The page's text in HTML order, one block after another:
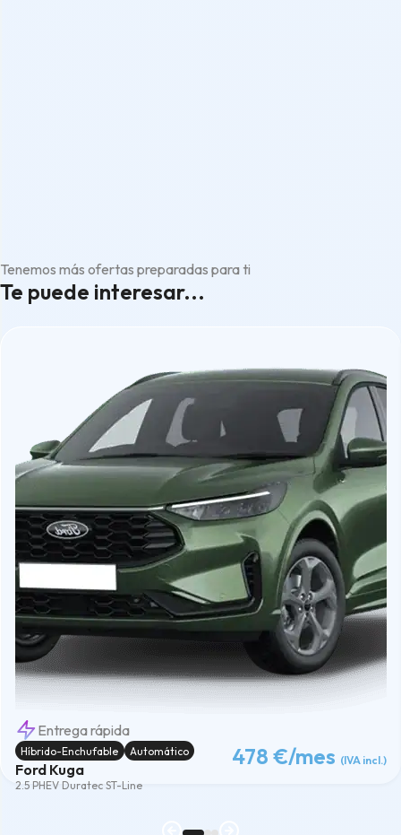
Tenemos más ofertas preparadas para ti
Te puede interesar...
Entrega rápida
Ford Kuga
2.5 PHEV Duratec ST-Line
478 €/mes (IVA incl.)
Híbrido-Enchufable Automático